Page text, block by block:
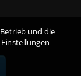
und die